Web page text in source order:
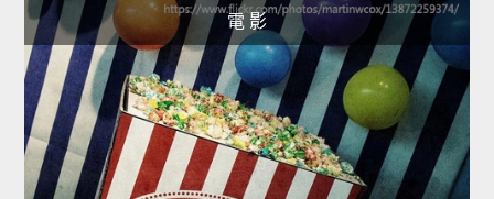
電 影